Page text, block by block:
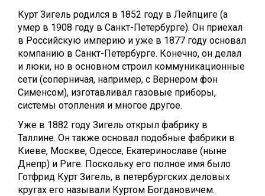
Курт Зигель родился в 1852 году в Лейпциге (а
умер в 1908 году в Санкт-Петербурге). Он приехал
в Российскую империю и уже в 1877 году основал
компанию в Санкт-Петербурге. Конечно, он делал
и люки, но в основном строил коммуникационные
сети (соперничая, например, с Вернером фон
Сименсом), изготавливал газовые приборы,
системы отопления и многое другое.
Уже в 1882 году Зигель открыл фабрику в
Таллине. Он также основал подобные фабрики в
Киеве, Москве, Одессе, Екатеринославе (ныне
Днепр) и Риге. Поскольку его полное имя было
Готфрид Курт Зигель, в петербургских деловых
кругах его называли Куртом Богдановичем.